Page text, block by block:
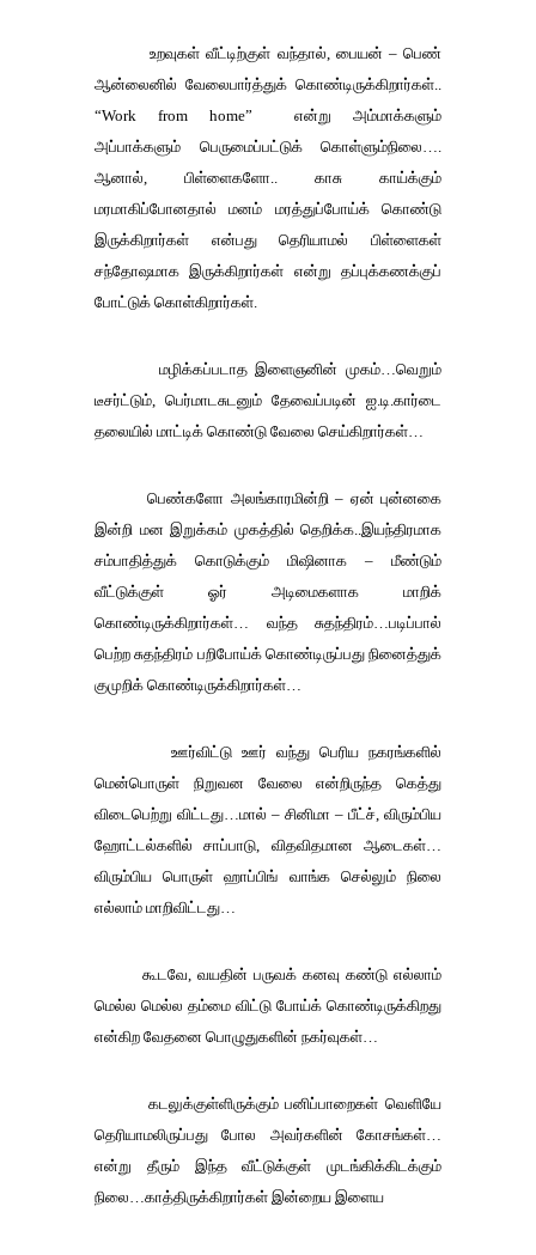
உறவுகள் வீட்டிற்குள் வந்தால் பையன் –பெண்
ஆன்லைனில் வேலைபார்த்துக் கொண்டிருக்கிறார்கள்
“Work from home”என்று
அம்மாக்களும்
அப்பாக்களும்
பெருமைப்பட்டுக் கொள்ளும்நிலை
ஆனால்
பிள்ளைகளோ காசு
காய்க்கும்
மரமாகிப்போனதால்
மனம் மரத்துப்போய்க்
கொண்டு
இருக்கிறார்கள்
என்பது தெரியாமல்
பிள்ளைகள்
சந்தோஷமாக இருக்கிறார்கள் என்று
தப்புக்கணக்குப்
போட்டுக் கொள்கிறார்கள்
மழிக்கப்படாத இளைஞனின் முகம் …வெறும்
டீசர்ட்டும்
பெர்மாடசுடனும் தேவைப்படின் ஐ டி கார்டை
தலையில் மாட்டிக் கொண்டு வேலை செய்கிறார்கள்
பெண்களோ அலங்காரமின்றி – ஏன் புன்னகை
இன்றி மன இறுக்கம் முகத்தில் தெறிக்க இயந்திரமாக
சம்பாதித்துக்
கொடுக்கும் மிஷினாக – மீண்டும்
வீட்டுக்குள்
ஓர் அடிமைகளாக
மாறிக்
கொண்டிருக்கிறார்கள்
வந்த சுதந்திரம்
படிப்பால்
பெற்ற சுதந்திரம் பறிபோய்க் கொண்டிருப்பது நினைத்துக்
குமுறிக் கொண்டிருக்கிறார்கள்
ஊர்விட்டு ஊர் வந்து பெரிய நகரங்களில்
மென்பொருள்
நிறுவன வேலை என்றிருந்த
கெத்து
விடைபெற்று விட்டது மால் – சினிமா – பீட்ச் விரும்பிய
ஹோட்டல்களில்
சாப்பாடு விதவிதமான ஆடைகள்
விரும்பிய
பொருள் ஹாப்பிங் வாங்க செல்லும்
நிலை
எல்லாம் மாறிவிட்டது
கூடவே வயதின் பருவக் கனவு கண்டு எல்லாம்
மெல்ல மெல்ல தம்மை விட்டு போய்க் கொண்டிருக்கிறது
என்கிற வேதனை பொழுதுகளின் நகர்வுகள்
கடலுக்குள்ளிருக்கும் பனிப்பாறைகள் வெளியே
தெரியாமலிருப்பது
போல அவர்களின் கோசங்கள்
என்று
தீரும் இந்த வீட்டுக்குள்
முடங்கிக்கிடக்கும்
நிலை
காத்திருக்கிறார்கள் இன்றைய இளைய